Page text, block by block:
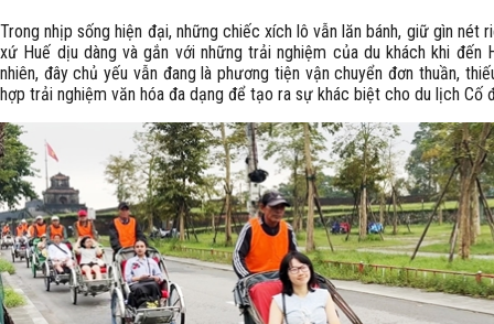
Trong nhịp sống hiện đại, những chiếc xích lô vẫn lăn bánh, giữ gìn nét
xứ Huế dịu dàng và gắn với những trải nghiệm của du khách khi đến
nhiên, đây chủ yếu vẫn đang là phương tiện vận chuyển đơn thuần,
hợp trải nghiệm văn hóa đa dạng để tạo ra sự khác biệt cho du lịch Cố